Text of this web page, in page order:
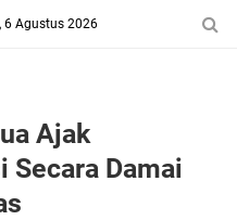
6 Agustus 2026
Ajak
Secara Damai